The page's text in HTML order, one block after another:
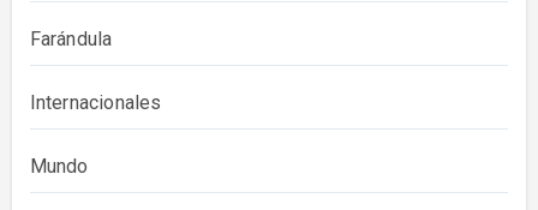
Farándula
Internacionales
Mundo